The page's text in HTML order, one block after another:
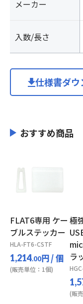
メーカー
入数/長さ
仕様書ダウ
おすすめ商品
FLAT6専用 ケー
ブルステッカー
HLA-FT6-CSTF
1,214.00円/ 個
(販売単位：1個)
極
ラ
(販